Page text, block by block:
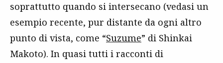
soprattutto quando si intersecano (vedasi un
esempio recente, pur distante da ogni altro
punto di vista, come “Suzume” di Shinkai
Makoto). In quasi tutti i racconti di